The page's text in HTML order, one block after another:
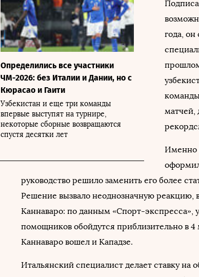
Определились все участники
ЧМ-2026: без Италии и Дании, но с
Кюрасао и Гаити
Узбекистан и еще три команды
впервые выступят на турнире,
некоторые сборные возвращаются
спустя десятки лет
года,
матчей,
Именно
руководство решило заменить его более
Решение вызвало неоднозначную реакцию,
Каннаваро: по данным «Спорт-экспресса»,
помощников обойдутся приблизительно в 4
Каннаваро вошел и Кападзе.
Итальянский специалист делает ставку на